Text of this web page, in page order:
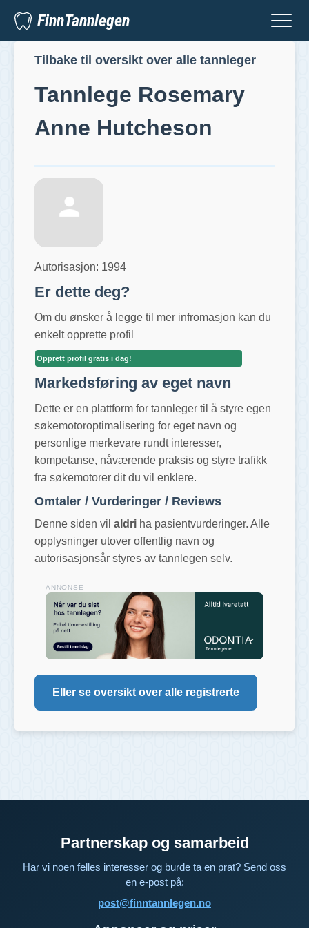
FinnTannlegen
Tilbake til oversikt over alle tannleger
Tannlege Rosemary
Anne Hutcheson
Autorisasjon: 1994
Er dette deg?
Om du ønsker å legge til mer infromasjon kan du
enkelt opprette profil
Opprett profil gratis i dag!
Markedsføring av eget navn
Dette er en plattform for tannleger til å styre egen
søkemotoroptimalisering for eget navn og
personlige merkevare rundt interesser,
kompetanse, nåværende praksis og styre trafikk
fra søkemotorer dit du vil enklere.
Omtaler / Vurderinger / Reviews
Denne siden vil aldri ha pasientvurderinger. Alle
opplysninger utover offentlig navn og
autorisasjonsår styres av tannlegen selv.
ANNONSE
Eller se oversikt over alle registrerte
Partnerskap og samarbeid
Har vi noen felles interesser og burde ta en prat? Send oss
en e-post på:
post@finntannlegen.no